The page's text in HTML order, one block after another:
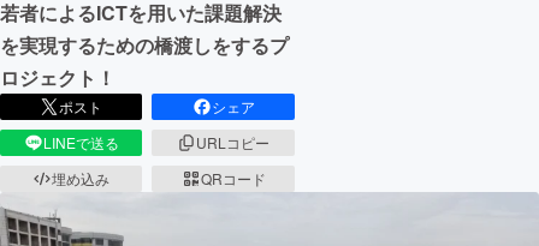
若者によるICTを用いた課題解決
を実現するための橋渡しをするプ
ロジェクト！
ポスト
シェア
LINEで送る
URLコピー
埋め込み
QRコード